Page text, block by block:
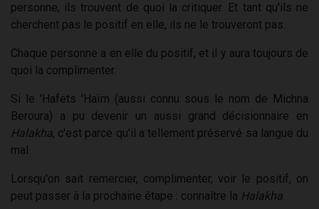
personne, ils trouvent de quoi la critiquer. Et tant qu'ils ne
cherchent pas le positif en elle, ils ne le trouveront pas.
Chaque personne a en elle du positif, et il y aura toujours de
quoi la complimenter.
Si le 'Hafets 'Haïm (aussi connu sous le nom de Michna
Beroura) a pu devenir un aussi grand décisionnaire en
Halakha, c'est parce qu'il a tellement préservé sa langue du
mal.
Lorsqu'on sait remercier, complimenter, voir le positif, on
peut passer à la prochaine étape : connaître la Halakha.